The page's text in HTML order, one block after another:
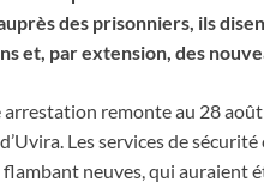
des prisonniers, ils
et, par extension, des
arrestation remonte au 28
Les services de
neuves, qui auraient